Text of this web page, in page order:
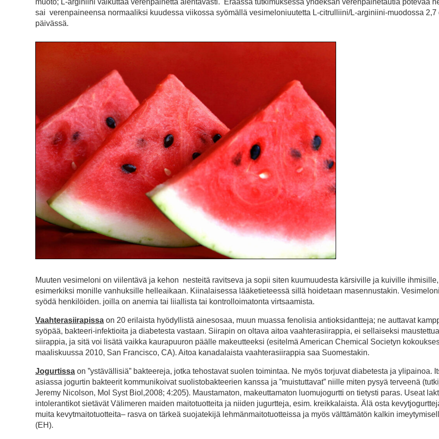
muoto; L-arginiini vaikuttaa verenpainetta alentavasti. Eräässä tutkimuksessa yhdeksän verenpainetautia potevaa
sai verenpaineensa normaaliksi kuudessa viikossa syömällä vesimeloniuutetta L-citrulliini/L-arginiini-muodossa 2,7
päivässä.
Muuten vesimeloni on viilentävä ja kehon nesteitä ravitseva ja sopii siten kuumuudesta kärsiville ja kuiville ihmisille,
esimerkiksi monille vanhuksille helleaikaan. Kiinalaisessa lääketieteessä sillä hoidetaan masennustakin.
syödä henkilöiden. joilla on anemia tai liiallista tai kontrolloimatonta virtsaamista.
Vaahterasiirapissa on 20 erilaista hyödyllistä ainesosaa, muun muassa fenolisia antioksidantteja; ne auttavat
syöpää, bakteeri-infektioita ja diabetesta vastaan. Siirapin on oltava aitoa vaahterasiirappia, ei sellaiseksi maustettua
siirappia, ja sitä voi lisätä vaikka kaurapuuron päälle makeutteeksi (esitelmä American Chemical Societyn
maaliskuussa 2010, San Francisco, CA). Aitoa kanadalaista vaahterasiirappia saa Suomestakin.
Jogurtissa on ”ystävällisiä” bakteereja, jotka tehostavat suolen toimintaa. Ne myös torjuvat diabetesta ja ylipainoa.
asiassa jogurtin bakteerit kommunikoivat suolistobakteerien kanssa ja ”muistuttavat” niille miten pysyä terveenä
Jeremy Nicolson, Mol Syst Biol,2008; 4:205). Maustamaton, makeuttamaton luomujogurtti on tietysti paras. Useat
intolerantikot sietävät Välimeren maiden maitotuotteita ja niiden jugurtteja, esim. kreikkalaista. Älä osta
muita kevytmaitotuotteita– rasva on tärkeä suojatekijä lehmänmaitotuotteissa ja myös välttämätön kalkin
(EH).